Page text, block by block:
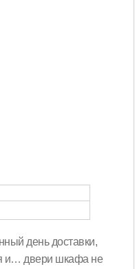
день доставки,
и… двери шкафа не